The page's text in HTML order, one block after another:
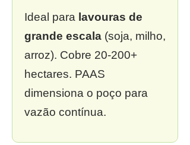
Ideal para lavouras de
grande escala (soja, milho,
arroz). Cobre 20-200+
hectares. PAAS
dimensiona o poço para
vazão contínua.